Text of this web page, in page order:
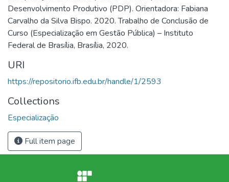
Desenvolvimento Produtivo (PDP). Orientadora: Fabiana
Carvalho da Silva Bispo. 2020. Trabalho de Conclusão de
Curso (Especialização em Gestão Pública) – Instituto
Federal de Brasília, Brasília, 2020.
URI
https://repositorio.ifb.edu.br/handle/1/2593
Collections
Especialização
Full item page